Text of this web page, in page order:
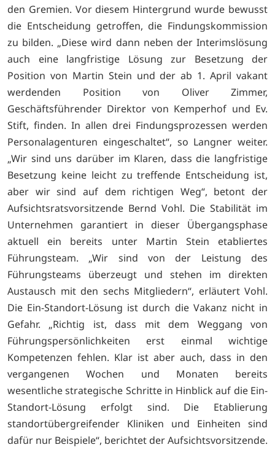
den Gremien. Vor diesem Hintergrund wurde bewusst
die Entscheidung getroffen, die Findungskommission
zu bilden. „Diese wird dann neben der Interimslösung
auch eine langfristige Lösung zur Besetzung der
Position von Martin Stein und der ab 1. April vakant
werdenden Position von Oliver Zimmer,
Geschäftsführender Direktor von Kemperhof und Ev.
Stift, finden. In allen drei Findungsprozessen werden
Personalagenturen eingeschaltet“, so Langner weiter.
„Wir sind uns darüber im Klaren, dass die langfristige
Besetzung keine leicht zu treffende Entscheidung ist,
aber wir sind auf dem richtigen Weg“, betont der
Aufsichtsratsvorsitzende Bernd Vohl. Die Stabilität im
Unternehmen garantiert in dieser Übergangsphase
aktuell ein bereits unter Martin Stein etabliertes
Führungsteam. „Wir sind von der Leistung des
Führungsteams überzeugt und stehen im direkten
Austausch mit den sechs Mitgliedern“, erläutert Vohl.
Die Ein-Standort-Lösung ist durch die Vakanz nicht in
Gefahr. „Richtig ist, dass mit dem Weggang von
Führungspersönlichkeiten erst einmal wichtige
Kompetenzen fehlen. Klar ist aber auch, dass in den
vergangenen Wochen und Monaten bereits
wesentliche strategische Schritte in Hinblick auf die Ein-
Standort-Lösung erfolgt sind. Die Etablierung
standortübergreifender Kliniken und Einheiten sind
dafür nur Beispiele“, berichtet der Aufsichtsvorsitzende.